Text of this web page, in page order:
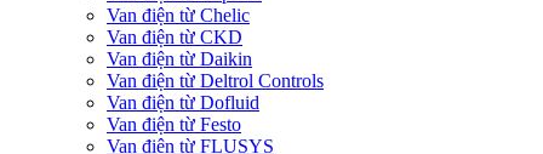
Van điện từ Chelic
Van điện từ CKD
Van điện từ Daikin
Van điện từ Deltrol Controls
Van điện từ Dofluid
Van điện từ Festo
Van điện từ FLUSYS